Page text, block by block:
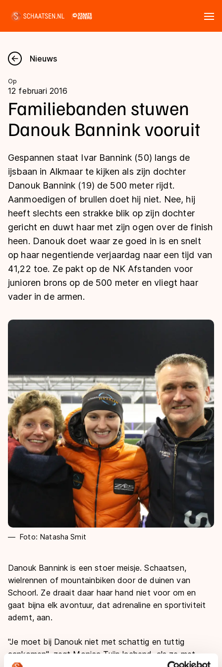
Nieuws
Kalender
Disciplines
Langebaan
Shorttrack
Inlineskaten
Kunstschaatsen
Schoonrijden
Natuurijs
Uitslagen
Langebaan
Shorttrack
Marathon
Inlineskaten
Kunstschaatsen
Tijden & historie
Ranglijsten Langebaan
Persoonlijke records & tijden
Historie & statistiek
De weg op
Inschrijven wedstrijden
Algemene Nederlandse Schaatstijd
Deze zomer de weg op
Waar kan ik schaatsen en skaten?
Schaatsfans
Alles voor jou als schaatsfan
Evenementen
Olympische Spelen
Van Jong tot Goud verhalen
Nieuws
Op
12 februari 2016
Familiebanden stuwen
Danouk Bannink vooruit
Gespannen staat Ivar Bannink (50) langs de
ijsbaan in Alkmaar te kijken als zijn dochter
Danouk Bannink (19) de 500 meter rijdt.
Aanmoedigen of brullen doet hij niet. Nee, hij
heeft slechts een strakke blik op zijn dochter
gericht en duwt haar met zijn ogen over de finish
heen. Danouk doet waar ze goed in is en snelt
op haar negentiende verjaardag naar een tijd van
41,22 toe. Ze pakt op de NK Afstanden voor
junioren brons op de 500 meter en vliegt haar
vader in de armen.
Foto: Natasha Smit
Danouk Bannink is een stoer meisje. Schaatsen,
wielrennen of mountainbiken door de duinen van
Schoorl. Ze draait daar haar hand niet voor om en
gaat bijna elk avontuur, dat adrenaline en sportiviteit
ademt, aan.
"Je moet bij Danouk niet met schattig en tuttig
aankomen", zegt Monica Tuijp lachend, als ze met